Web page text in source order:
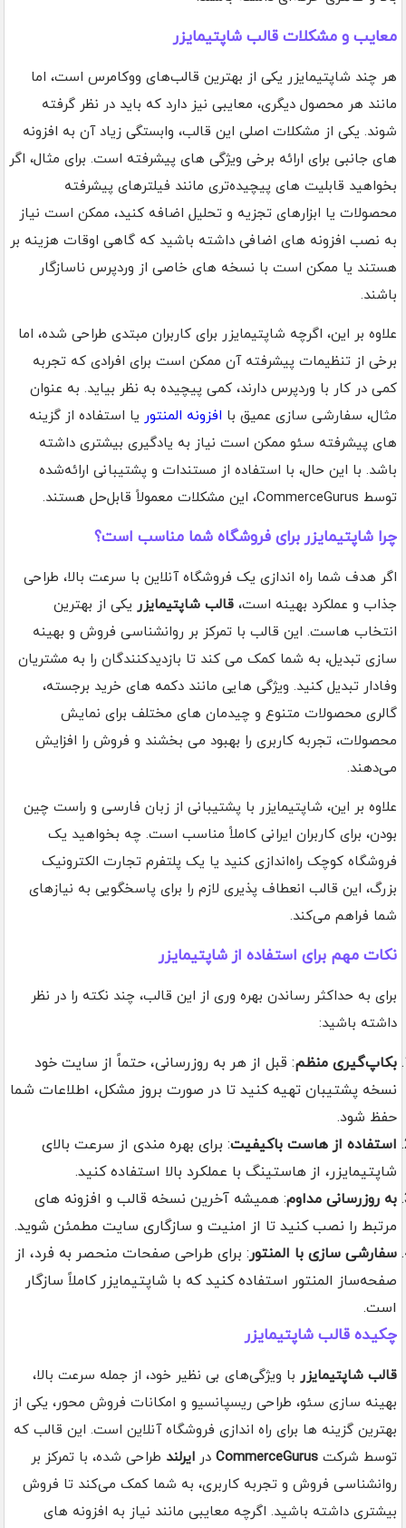
معایب و مشکلات قالب شاپتیمایزر
هر چند شاپتیمایزر یکی از بهترین قالب‌های ووکامرس است، اما
مانند هر محصول دیگری، معایبی نیز دارد که باید در نظر گرفته
شوند. یکی از مشکلات اصلی این قالب، وابستگی زیاد آن به افزونه
های جانبی برای ارائه برخی ویژگی های پیشرفته است. برای مثال، اگر
بخواهید قابلیت های پیچیده‌تری مانند فیلترهای پیشرفته
محصولات یا ابزارهای تجزیه و تحلیل اضافه کنید، ممکن است نیاز
به نصب افزونه های اضافی داشته باشید که گاهی اوقات هزینه بر
هستند یا ممکن است با نسخه های خاصی از وردپرس ناسازگار
باشند.
علاوه بر این، اگرچه شاپتیمایزر برای کاربران مبتدی طراحی شده، اما
برخی از تنظیمات پیشرفته آن ممکن است برای افرادی که تجربه
کمی در کار با وردپرس دارند، کمی پیچیده به نظر بیاید. به عنوان
مثال، سفارشی سازی عمیق با افزونه المنتور یا استفاده از گزینه
های پیشرفته سئو ممکن است نیاز به یادگیری بیشتری داشته
باشد. با این حال، با استفاده از مستندات و پشتیبانی ارائه‌شده
توسط CommerceGurus، این مشکلات معمولاً قابل‌حل هستند.
چرا شاپتیمایزر برای فروشگاه شما مناسب است؟
اگر هدف شما راه اندازی یک فروشگاه آنلاین با سرعت بالا، طراحی
جذاب و عملکرد بهینه است، قالب شاپتیمایزر یکی از بهترین
انتخاب هاست. این قالب با تمرکز بر روانشناسی فروش و بهینه
سازی تبدیل، به شما کمک می کند تا بازدیدکنندگان را به مشتریان
وفادار تبدیل کنید. ویژگی هایی مانند دکمه های خرید برجسته،
گالری محصولات متنوع و چیدمان های مختلف برای نمایش
محصولات، تجربه کاربری را بهبود می بخشند و فروش را افزایش
می‌دهند.
علاوه بر این، شاپتیمایزر با پشتیبانی از زبان فارسی و راست چین
بودن، برای کاربران ایرانی کاملاً مناسب است. چه بخواهید یک
فروشگاه کوچک راه‌اندازی کنید یا یک پلتفرم تجارت الکترونیک
بزرگ، این قالب انعطاف پذیری لازم را برای پاسخگویی به نیازهای
شما فراهم می‌کند.
نکات مهم برای استفاده از شاپتیمایزر
برای به حداکثر رساندن بهره وری از این قالب، چند نکته را در نظر
داشته باشید:
بکاپ‌گیری منظم: قبل از هر به روزرسانی، حتماً از سایت خود
نسخه پشتیبان تهیه کنید تا در صورت بروز مشکل، اطلاعات شما
حفظ شود.
استفاده از هاست باکیفیت: برای بهره مندی از سرعت بالای
شاپتیمایزر، از هاستینگ با عملکرد بالا استفاده کنید.
به روزرسانی مداوم: همیشه آخرین نسخه قالب و افزونه های
مرتبط را نصب کنید تا از امنیت و سازگاری سایت مطمئن شوید.
سفارشی سازی با المنتور: برای طراحی صفحات منحصر به فرد، از
صفحه‌ساز المنتور استفاده کنید که با شاپتیمایزر کاملاً سازگار
است.
چکیده قالب شاپتیمایزر
قالب شاپتیمایزر با ویژگی‌های بی نظیر خود، از جمله سرعت بالا،
بهینه سازی سئو، طراحی ریسپانسیو و امکانات فروش محور، یکی از
بهترین گزینه ها برای راه اندازی فروشگاه آنلاین است. این قالب که
توسط شرکت CommerceGurus در ایرلند طراحی شده، با تمرکز بر
روانشناسی فروش و تجربه کاربری، به شما کمک می‌کند تا فروش
بیشتری داشته باشید. اگرچه معایبی مانند نیاز به افزونه های